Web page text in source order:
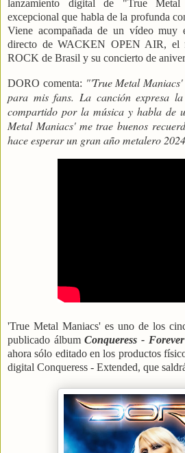
lanzamiento digital de "True
excepcional que habla de la profunda
Viene acompañada de un vídeo muy
directo de WACKEN OPEN AIR, el
ROCK de Brasil y su concierto de
DORO comenta: "'True Metal
para mis fans. La canción expresa
compartido por la música y habla de
Metal Maniacs' me trae buenos
hace esperar un gran año metalero
'True Metal Maniacs' es uno de los
publicado álbumConqueress -
ahora sólo editado en los productos
digital Conqueress - Extended, que